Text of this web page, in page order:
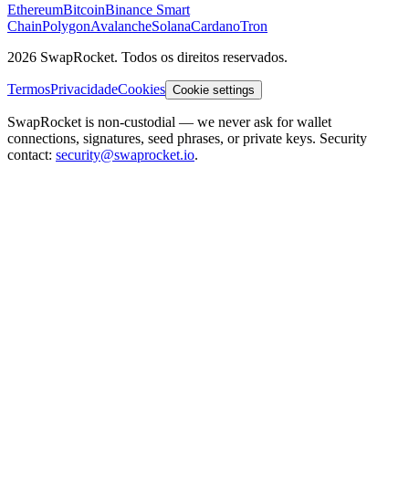
EthereumBitcoinBinance Smart
ChainPolygonAvalancheSolanaCardanoTron
2026 SwapRocket. Todos os direitos reservados.
TermosPrivacidadeCookies Cookie settings
SwapRocket is non-custodial — we never ask for wallet
connections, signatures, seed phrases, or private keys. Security
contact: security@swaprocket.io.